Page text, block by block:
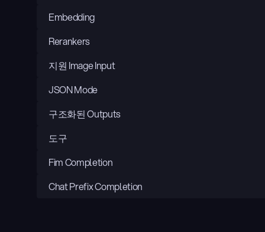
Embedding
Rerankers
지원 Image Input
JSON Mode
구조화된 Outputs
도구
Fim Completion
Chat Prefix Completion